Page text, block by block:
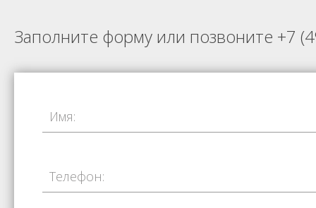
Заполните форму или позвоните +7